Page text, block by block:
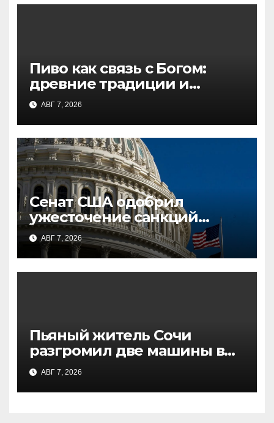
Пиво как связь с Богом:
древние традиции и
современные открытия
АВГ 7, 2026
Сенат США одобрил
ужесточение санкций
против России и Ирана: что
известно
АВГ 7, 2026
Пьяный житель Сочи
разгромил две машины в
поисках «портала в другое
измерение»: подробности
инцидента
АВГ 7, 2026